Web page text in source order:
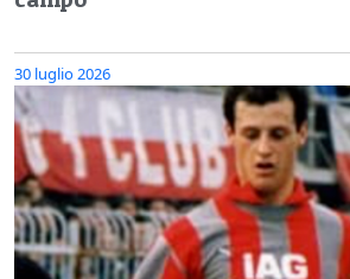
30 luglio 2026